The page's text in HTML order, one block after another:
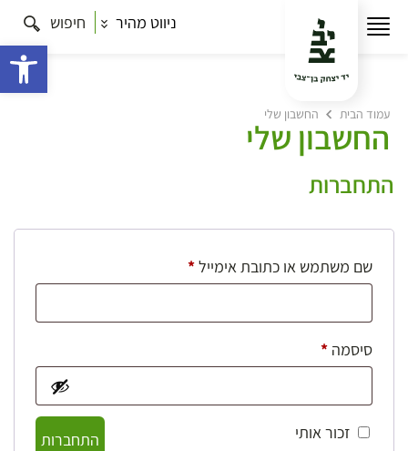
ניווט מהיר חיפוש
עמוד הבית החשבון שלי
החשבון שלי
התחברות
שם משתמש או כתובת אימייל*חובה
סיסמה *חובה
זכור אותי
התחברות